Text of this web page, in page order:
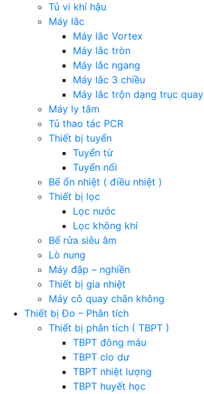
Tủ vi khí hậu
Máy lắc
Máy lắc Vortex
Máy lắc tròn
Máy lắc ngang
Máy lắc 3 chiều
Máy lắc trộn dạng trục quay
Máy ly tâm
Tủ thao tác PCR
Thiết bị tuyển
Tuyển từ
Tuyển nổi
Bể ổn nhiệt ( điều nhiệt )
Thiết bị lọc
Lọc nước
Lọc không khí
Bể rửa siêu âm
Lò nung
Máy đập – nghiền
Thiết bị gia nhiệt
Máy cô quay chân không
Thiết bị Đo – Phân tích
Thiết bị phân tích ( TBPT )
TBPT đông máu
TBPT clo dư
TBPT nhiệt lượng
TBPT huyết học